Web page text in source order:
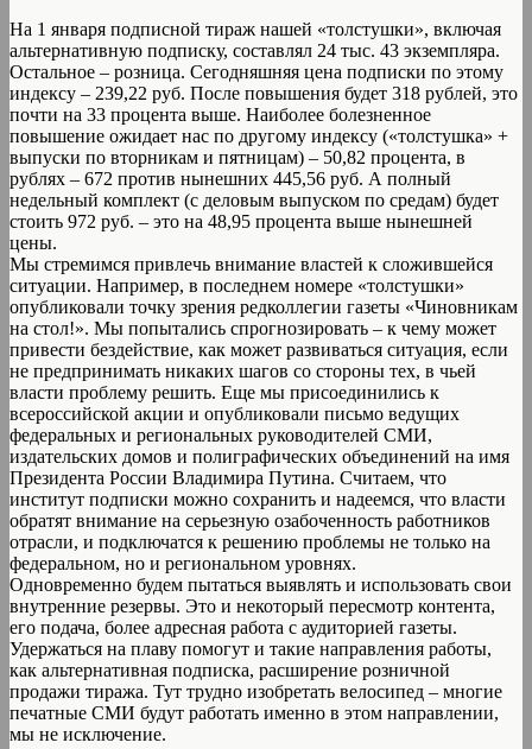
На 1 января подписной тираж нашей «толстушки», включая
альтернативную подписку, составлял 24 тыс. 43 экземпляра.
Остальное – розница. Сегодняшняя цена подписки по этому
индексу – 239,22 руб. После повышения будет 318 рублей, это
почти на 33 процента выше. Наиболее болезненное
повышение ожидает нас по другому индексу («толстушка» +
выпуски по вторникам и пятницам) – 50,82 процента, в
рублях – 672 против нынешних 445,56 руб. А полный
недельный комплект (с деловым выпуском по средам) будет
стоить 972 руб. – это на 48,95 процента выше нынешней
цены.
Мы стремимся привлечь внимание властей к сложившейся
ситуации. Например, в последнем номере «толстушки»
опубликовали точку зрения редколлегии газеты «Чиновникам
на стол!». Мы попытались спрогнозировать – к чему может
привести бездействие, как может развиваться ситуация, если
не предпринимать никаких шагов со стороны тех, в чьей
власти проблему решить. Еще мы присоединились к
всероссийской акции и опубликовали письмо ведущих
федеральных и региональных руководителей СМИ,
издательских домов и полиграфических объединений на имя
Президента России Владимира Путина. Считаем, что
институт подписки можно сохранить и надеемся, что власти
обратят внимание на серьезную озабоченность работников
отрасли, и подключатся к решению проблемы не только на
федеральном, но и региональном уровнях.
Одновременно будем пытаться выявлять и использовать свои
внутренние резервы. Это и некоторый пересмотр контента,
его подача, более адресная работа с аудиторией газеты.
Удержаться на плаву помогут и такие направления работы,
как альтернативная подписка, расширение розничной
продажи тиража. Тут трудно изобретать велосипед – многие
печатные СМИ будут работать именно в этом направлении,
мы не исключение.